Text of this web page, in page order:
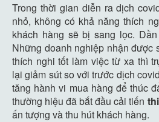
Trong thời gian diễn ra dịch
nhỏ, không có khả năng thích
khách hàng sẽ bị sang lọc.
Những doanh nghiệp nhận được
thích nghi tốt làm việc từ xa thì
lại giảm sút so với trước dịch
tăng hành vi mua hàng để thúc
thường hiệu đã bắt đầu cải tiến
ấn tượng và thu hút khách hàng.